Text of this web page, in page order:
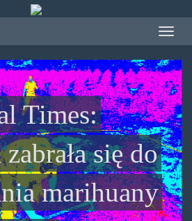
Toggle
Times:
się do
marihuany